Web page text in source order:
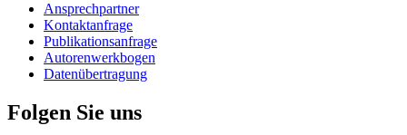
Ansprechpartner
Kontaktanfrage
Publikationsanfrage
Autorenwerkbogen
Datenübertragung
Folgen Sie uns